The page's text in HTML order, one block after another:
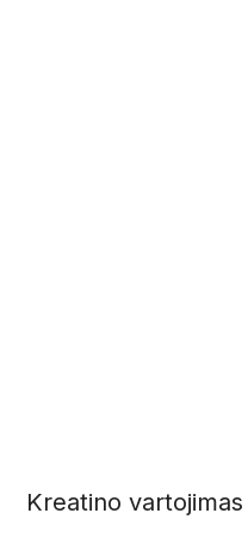
Kreatino